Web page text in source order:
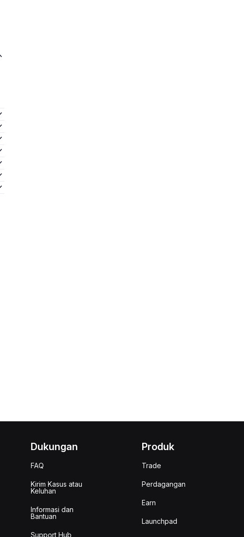
Dukungan
FAQ
Kirim Kasus atau
Keluhan
Informasi dan
Bantuan
Support Hub
Produk
Trade
Perdagangan
Earn
Launchpad